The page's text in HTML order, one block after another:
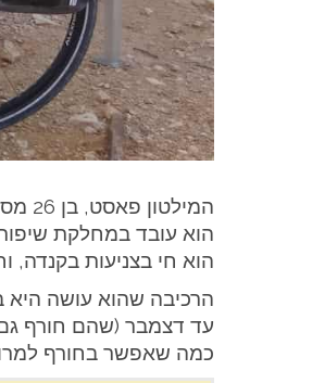
הוא עובד במחלקת
הוא חי בצניעות בקנדה,
הרכיבה שהוא עושה היא
עד דצמבר (שהם חורף גם
כמה שאפשר בחורף